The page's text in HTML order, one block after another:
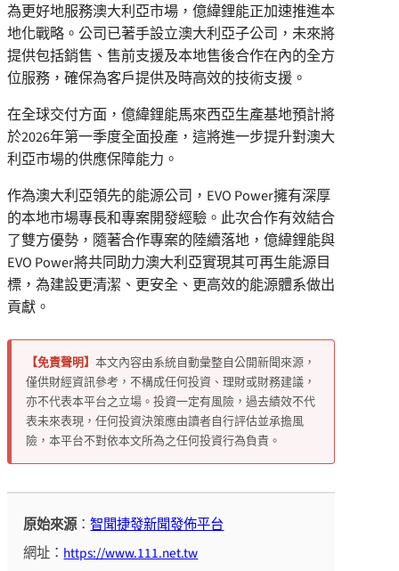
為更好地服務澳大利亞市場，億緯鋰能正加速推進本
地化戰略。公司已著手設立澳大利亞子公司，未來將
提供包括銷售、售前支援及本地售後合作在內的全方
位服務，確保為客戶提供及時高效的技術支援。
在全球交付方面，億緯鋰能馬來西亞生產基地預計將
於2026年第一季度全面投產，這將進一步提升對澳大
利亞市場的供應保障能力。
作為澳大利亞領先的能源公司，EVO Power擁有深厚
的本地市場專長和專案開發經驗。此次合作有效結合
了雙方優勢，隨著合作專案的陸續落地，億緯鋰能與
EVO Power將共同助力澳大利亞實現其可再生能源目
標，為建設更清潔、更安全、更高效的能源體系做出
貢獻。
【免責聲明】 本文內容由系統自動彙整自公開新聞來源，
僅供財經資訊參考，不構成任何投資、理財或財務建議，
亦不代表本平台之立場。投資一定有風險，過去績效不代
表未來表現，任何投資決策應由讀者自行評估並承擔風
險，本平台不對依本文所為之任何投資行為負責。
原始來源：智聞捷發新聞發佈平台
網址： https://www.111.net.tw